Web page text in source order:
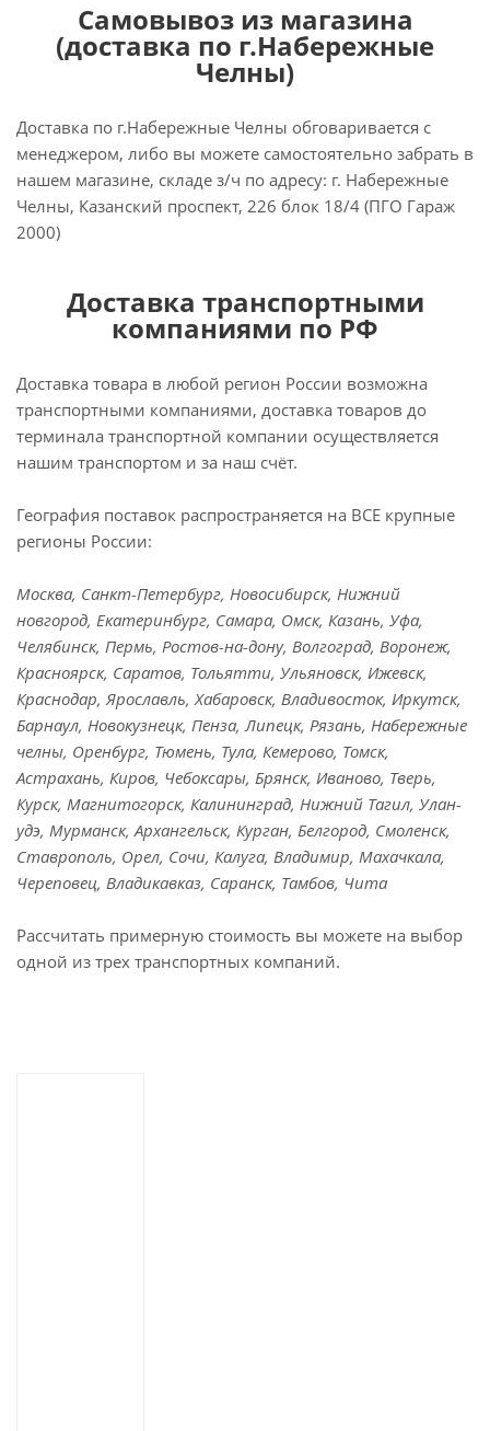
Самовывоз из магазина
(доставка по г.Набережные
Челны)
Доставка по г.Набережные Челны обговаривается с
менеджером, либо вы можете самостоятельно забрать в
нашем магазине, складе з/ч по адресу: г. Набережные
Челны, Казанский проспект, 226 блок 18/4 (ПГО Гараж
2000)
Доставка транспортными
компаниями по РФ
Доставка товара в любой регион России возможна
транспортными компаниями, доставка товаров до
терминала транспортной компании осуществляется
нашим транспортом и за наш счёт.
География поставок распространяется на ВСЕ крупные
регионы России:
Москва, Санкт-Петербург, Новосибирск, Нижний
новгород, Екатеринбург, Самара, Омск, Казань, Уфа,
Челябинск, Пермь, Ростов-на-дону, Волгоград, Воронеж,
Красноярск, Саратов, Тольятти, Ульяновск, Ижевск,
Краснодар, Ярославль, Хабаровск, Владивосток, Иркутск,
Барнаул, Новокузнецк, Пенза, Липецк, Рязань, Набережные
челны, Оренбург, Тюмень, Тула, Кемерово, Томск,
Астрахань, Киров, Чебоксары, Брянск, Иваново, Тверь,
Курск, Магнитогорск, Калининград, Нижний Тагил, Улан-
удэ, Мурманск, Архангельск, Курган, Белгород, Смоленск,
Ставрополь, Орел, Сочи, Калуга, Владимир, Махачкала,
Череповец, Владикавказ, Саранск, Тамбов, Чита
Рассчитать примерную стоимость вы можете на выбор
одной из трех транспортных компаний.